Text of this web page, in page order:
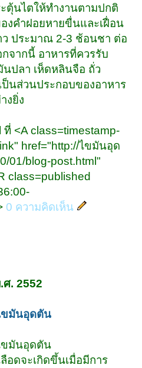
ตุ้นไตให้ทำงานตามปกติ
งคำฝอยหายขื่นและเฝื่อน
ประมาณ 2-3 ช้อนชา ต่อ
จากนี้ อาหารที่ควรรับ
ปลา เห็ดหลินจือ ถั่ว
ป็นส่วนประกอบของอาหาร
งยิ่ง
<A class=timestamp-
href="http://ไขมันอุด
01/blog-post.html"
class=published
0 ความคิดเห็น
. 2552
ขมันอุดตัน
ขมันอุดตัน
อดจะเกิดขึ้นเมื่อมีการ